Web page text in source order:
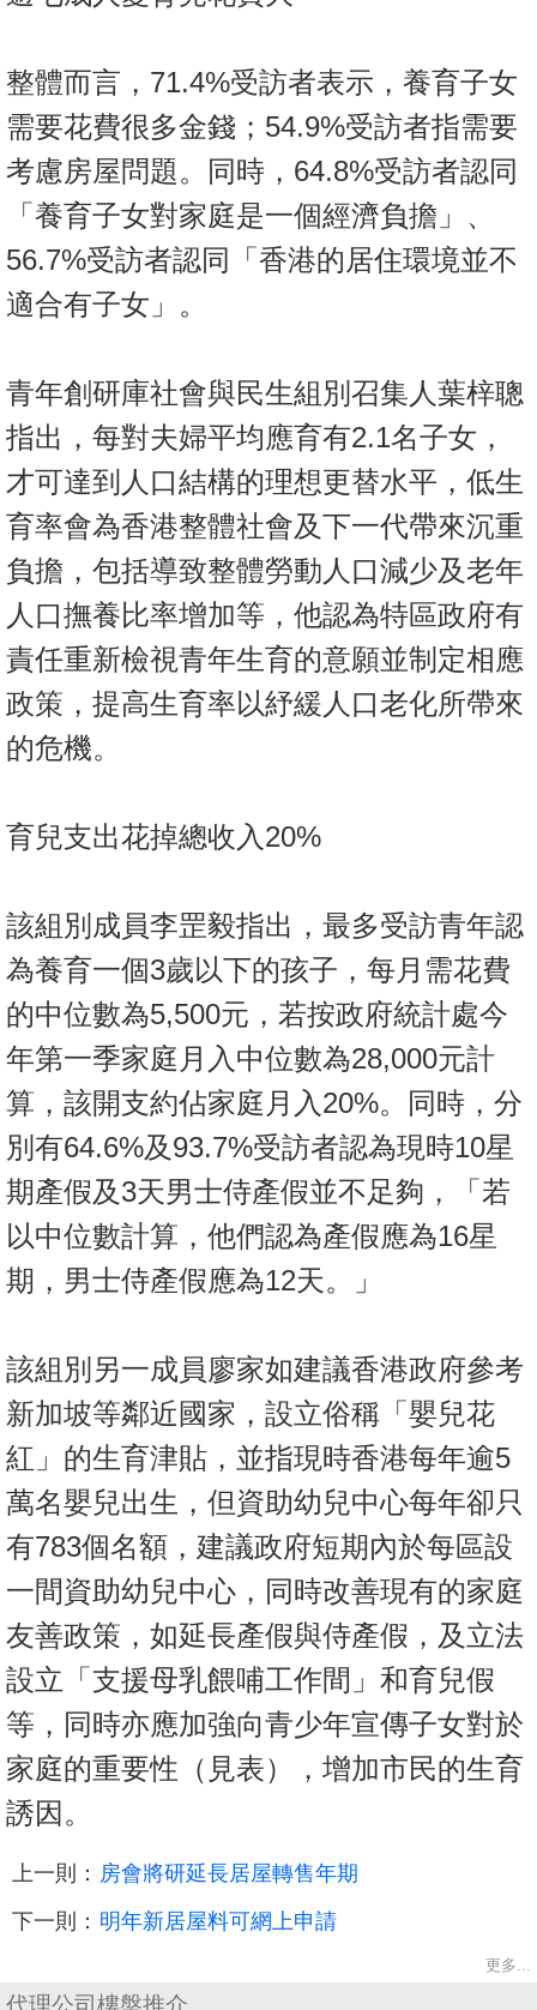
整體而言，71.4%受訪者表示，養育子女
需要花費很多金錢；54.9%受訪者指需要
考慮房屋問題。同時，64.8%受訪者認同
「養育子女對家庭是一個經濟負擔」、
56.7%受訪者認同「香港的居住環境並不
適合有子女」。
青年創研庫社會與民生組別召集人葉梓聰
指出，每對夫婦平均應育有2.1名子女，
才可達到人口結構的理想更替水平，低生
育率會為香港整體社會及下一代帶來沉重
負擔，包括導致整體勞動人口減少及老年
人口撫養比率增加等，他認為特區政府有
責任重新檢視青年生育的意願並制定相應
政策，提高生育率以紓緩人口老化所帶來
的危機。
育兒支出花掉總收入20%
該組別成員李罡毅指出，最多受訪青年認
為養育一個3歲以下的孩子，每月需花費
的中位數為5,500元，若按政府統計處今
年第一季家庭月入中位數為28,000元計
算，該開支約佔家庭月入20%。同時，分
別有64.6%及93.7%受訪者認為現時10星
期產假及3天男士侍產假並不足夠，「若
以中位數計算，他們認為產假應為16星
期，男士侍產假應為12天。」
該組別另一成員廖家如建議香港政府參考
新加坡等鄰近國家，設立俗稱「嬰兒花
紅」的生育津貼，並指現時香港每年逾5
萬名嬰兒出生，但資助幼兒中心每年卻只
有783個名額，建議政府短期內於每區設
一間資助幼兒中心，同時改善現有的家庭
友善政策，如延長產假與侍產假，及立法
設立「支援母乳餵哺工作間」和育兒假
等，同時亦應加強向青少年宣傳子女對於
家庭的重要性（見表），增加市民的生育
誘因。
上一則： 房會將研延長居屋轉售年期
下一則： 明年新居屋料可網上申請
更多...
代理公司樓盤推介